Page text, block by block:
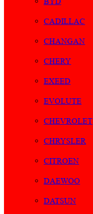
CADILLAC
CHANGAN
CHERY
EXEED
EVOLUTE
CHEVROLET
CHRYSLER
CITROEN
DAEWOO
DATSUN